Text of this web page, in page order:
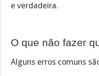
e verdadeira.
O que não fazer
Alguns erros comuns